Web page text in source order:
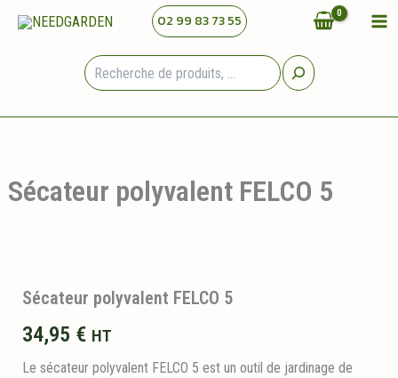
02 99 83 73 55
Sécateur polyvalent FELCO 5
Sécateur polyvalent FELCO 5
34,95 € HT
Le sécateur polyvalent FELCO 5 est un outil de jardinage de